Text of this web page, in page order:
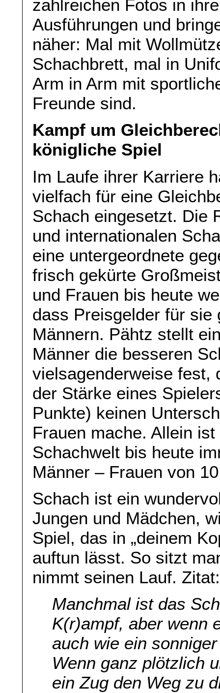
zahlreichen Fotos in
Ausführungen und
näher: Mal mit
Schachbrett, mal in
Arm in Arm mit
Freunde sind.
Kampf um
königliche Spiel
Im Laufe ihrer Karriere
vielfach für eine
Schach eingesetzt. Die
und internationalen
eine untergeordnete
frisch gekürte
und Frauen bis heute
dass Preisgelder für sie
Männern. Pähtz stellt
Männer die besseren
vielsagenderweise fest,
der Stärke eines
Punkte) keinen
Frauen mache. Allein
Schachwelt bis heute
Männer – Frauen von
Schach ist ein
Jungen und Mädchen,
Spiel, das in „deinem
auftun lässt. So sitzt
nimmt seinen Lauf. Zitat:
Manchmal ist das
K(r)ampf, aber wenn
auch wie ein
Wenn ganz plötzlich
ein Zug den Weg zu